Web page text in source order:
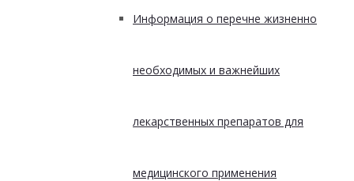
Информация о перечне жизненно
необходимых и важнейших
лекарственных препаратов для
медицинского применения